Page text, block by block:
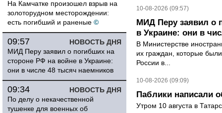
На Камчатке произошел взрыв на
золоторудном месторождении:
есть погибший и раненые ©
НОВОСТЬ ДНЯ
09:57
МИД Перу заявил о погибших на
стороне РФ на войне в Украине:
они в числе 48 тысяч наемников
НОВОСТЬ ДНЯ
09:34
По делу о некачественной
тушенке для военных об
10-08-2026 (09:57)
МИД Перу заявил о
в Украине: они в
В Министерстве
их граждан, которые
России в...
10-08-2026 (09:09)
Паблики написали
Утром 10 августа в